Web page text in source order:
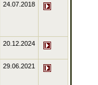
24.07.2018
20.12.2024
29.06.2021